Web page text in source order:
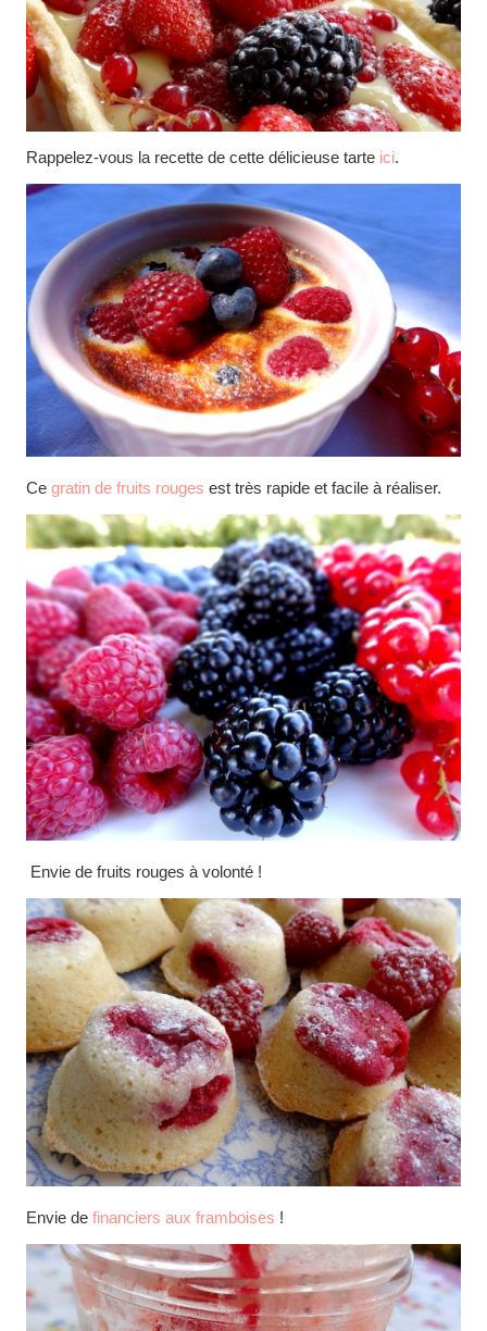
Rappelez-vous la recette de cette délicieuse tarte ici.
Ce gratin de fruits rouges est très rapide et facile à réaliser.
Envie de fruits rouges à volonté !
Envie de financiers aux framboises !